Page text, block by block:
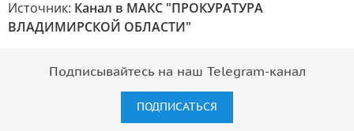
Источник: Канал в МАКС "ПРОКУРАТУРА
ВЛАДИМИРСКОЙ ОБЛАСТИ"
Подписывайтесь на наш Telegram-канал
ПОДПИСАТЬСЯ